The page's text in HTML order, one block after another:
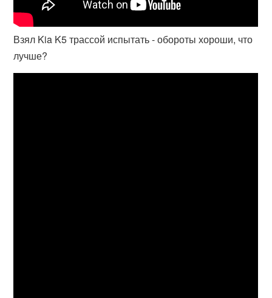
Взял Kia K5 трассой испытать - обороты хороши, что
лучше?